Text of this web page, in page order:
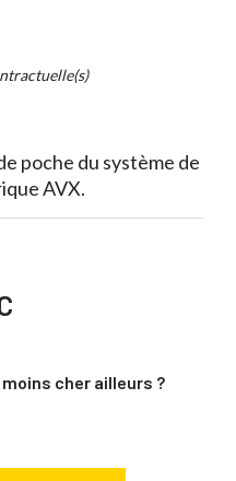
poche du système de
AVX.
cher ailleurs ?